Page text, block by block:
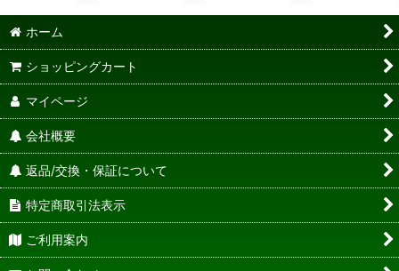
ホーム
ショッピングカート
マイページ
会社概要
返品/交換・保証について
特定商取引法表示
ご利用案内